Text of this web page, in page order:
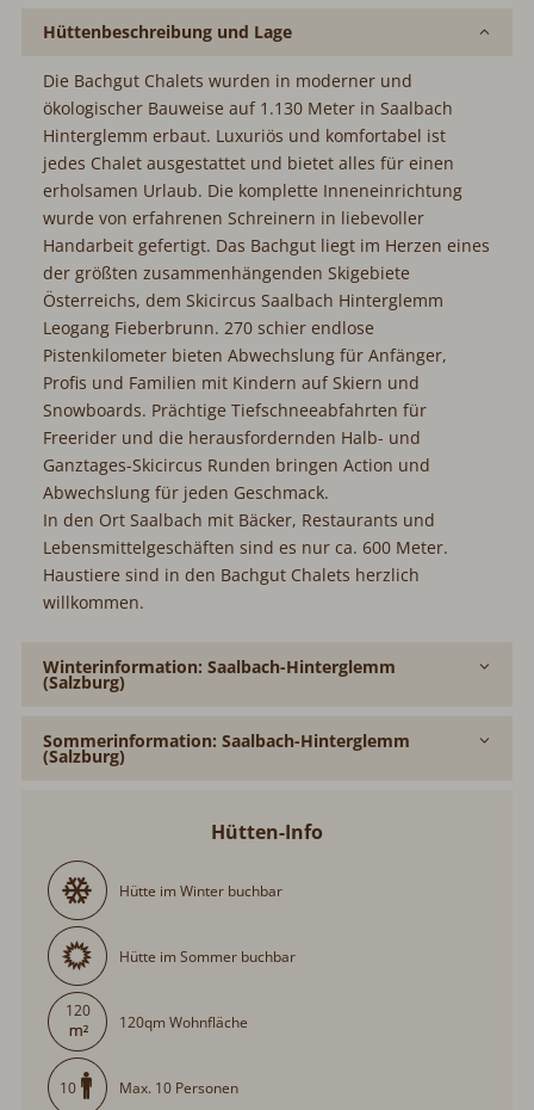
Hüttenbeschreibung und Lage
Die Bachgut Chalets wurden in moderner und
ökologischer Bauweise auf 1.130 Meter in Saalbach
Hinterglemm erbaut. Luxuriös und komfortabel ist
jedes Chalet ausgestattet und bietet alles für einen
erholsamen Urlaub. Die komplette Inneneinrichtung
wurde von erfahrenen Schreinern in liebevoller
Handarbeit gefertigt. Das Bachgut liegt im Herzen eines
der größten zusammenhängenden Skigebiete
Österreichs, dem Skicircus Saalbach Hinterglemm
Leogang Fieberbrunn. 270 schier endlose
Pistenkilometer bieten Abwechslung für Anfänger,
Profis und Familien mit Kindern auf Skiern und
Snowboards. Prächtige Tiefschneeabfahrten für
Freerider und die herausfordernden Halb- und
Ganztages-Skicircus Runden bringen Action und
Abwechslung für jeden Geschmack.
In den Ort Saalbach mit Bäcker, Restaurants und
Lebensmittelgeschäften sind es nur ca. 600 Meter.
Haustiere sind in den Bachgut Chalets herzlich
willkommen.
Winterinformation: Saalbach-Hinterglemm
(Salzburg)
Sommerinformation: Saalbach-Hinterglemm
(Salzburg)
Hütten-Info
Hütte im Winter buchbar
Hütte im Sommer buchbar
120
120qm Wohnfläche
10 Max. 10 Personen